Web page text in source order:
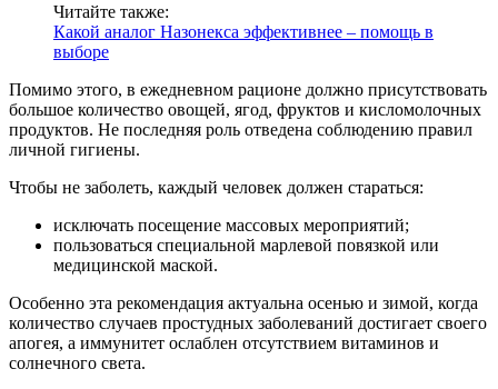
Читайте также:
Какой аналог Назонекса эффективнее – помощь в
выборе
Помимо этого, в ежедневном рационе должно присутствовать
большое количество овощей, ягод, фруктов и кисломолочных
продуктов. Не последняя роль отведена соблюдению правил
личной гигиены.
Чтобы не заболеть, каждый человек должен стараться:
исключать посещение массовых мероприятий;
пользоваться специальной марлевой повязкой или
медицинской маской.
Особенно эта рекомендация актуальна осенью и зимой, когда
количество случаев простудных заболеваний достигает своего
апогея, а иммунитет ослаблен отсутствием витаминов и
солнечного света.